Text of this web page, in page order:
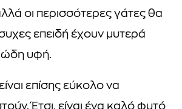
οι περισσότερες γάτες θα
επειδή έχουν μυτερά
υφή.
επίσης εύκολο να